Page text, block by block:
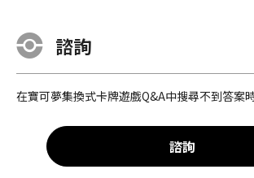
諮詢
在寶可夢集換式卡牌遊戲Q&A中搜尋不到答案
諮詢